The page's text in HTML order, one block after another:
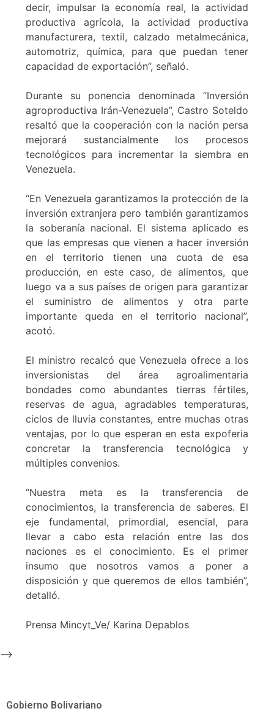
decir, impulsar la economía real, la actividad
productiva agrícola, la actividad productiva
manufacturera, textil, calzado metalmecánica,
automotriz, química, para que puedan tener
capacidad de exportación”, señaló.
Durante su ponencia denominada “Inversión
agroproductiva Irán-Venezuela”, Castro Soteldo
resaltó que la cooperación con la nación persa
mejorará sustancialmente los procesos
tecnológicos para incrementar la siembra en
Venezuela.
“En Venezuela garantizamos la protección de la
inversión extranjera pero también garantizamos
la soberanía nacional. El sistema aplicado es
que las empresas que vienen a hacer inversión
en el territorio tienen una cuota de esa
producción, en este caso, de alimentos, que
luego va a sus países de origen para garantizar
el suministro de alimentos y otra parte
importante queda en el territorio nacional”,
acotó.
El ministro recalcó que Venezuela ofrece a los
inversionistas del área agroalimentaria
bondades como abundantes tierras fértiles,
reservas de agua, agradables temperaturas,
ciclos de lluvia constantes, entre muchas otras
ventajas, por lo que esperan en esta expoferia
concretar la transferencia tecnológica y
múltiples convenios.
“Nuestra meta es la transferencia de
conocimientos, la transferencia de saberes. El
eje fundamental, primordial, esencial, para
llevar a cabo esta relación entre las dos
naciones es el conocimiento. Es el primer
insumo que nosotros vamos a poner a
disposición y que queremos de ellos también”,
detalló.
Prensa Mincyt_Ve/ Karina Depablos
-->
Gobierno Bolivariano